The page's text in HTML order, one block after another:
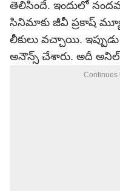
తెలిసిందే. ఇందులో
సినిమాకు జీవీ ప్రకాష్
లీకులు వచ్చాయి.
అనౌన్స్ చేశారు. అదీ
Continues